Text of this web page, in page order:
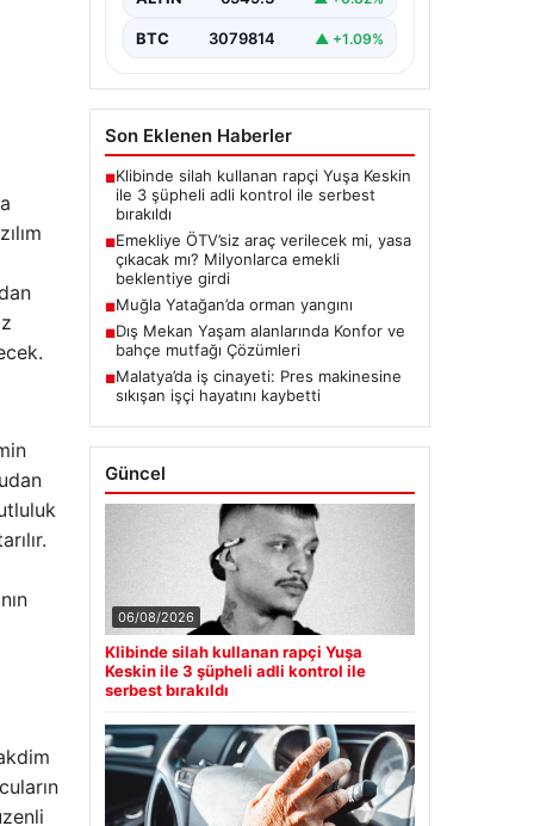
BTC 3079814 ▲ +1.09%
Son Eklenen Haberler
■Klibinde silah kullanan rapçi Yuşa Keskin
ile 3 şüpheli adli kontrol ile serbest
bırakıldı
■Emekliye ÖTV’siz araç verilecek mi, yasa
çıkacak mı? Milyonlarca emekli
beklentiye girdi
■Muğla Yatağan’da orman yangını
■Dış Mekan Yaşam alanlarında Konfor ve
bahçe mutfağı Çözümleri
■Malatya’da iş cinayeti: Pres makinesine
sıkışan işçi hayatını kaybetti
Güncel
06/08/2026
Klibinde silah kullanan rapçi Yuşa
Keskin ile 3 şüpheli adli kontrol ile
serbest bırakıldı